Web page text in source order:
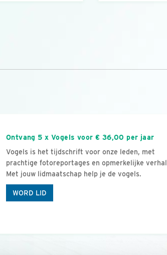
Ontvang 5 x Vogels voor € 36,00 per jaar
Vogels is het tijdschrift voor onze leden, met
prachtige fotoreportages en opmerkelijke
Met jouw lidmaatschap help je de vogels.
WORD LID